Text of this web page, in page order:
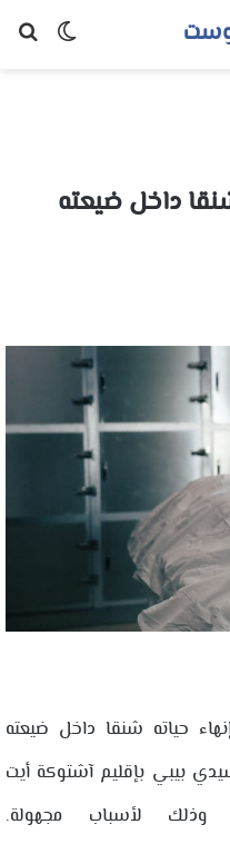
الوضع
داخل ضيعته
حياته شنقا داخل ضيعته
بيبي بإقليم آشتوكة أيت
وذلك لأسباب مجهولة.